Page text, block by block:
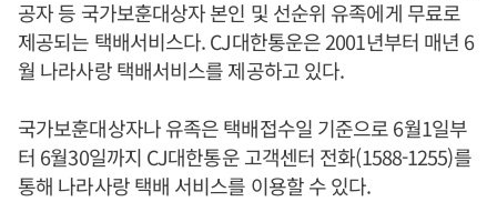
공자 등 국가보훈대상자 본인 및 선순위 유족에게 무료로
제공되는 택배서비스다. CJ대한통운은 2001년부터 매년 6
월 나라사랑 택배서비스를 제공하고 있다.
국가보훈대상자나 유족은 택배접수일 기준으로 6월1일부
터 6월30일까지 CJ대한통운 고객센터 전화(1588-1255)를
통해 나라사랑 택배 서비스를 이용할 수 있다.